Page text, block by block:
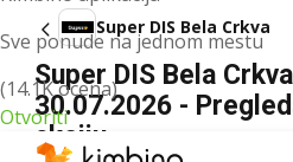
Sve ponude na jednom mestu
(14.1K ocena)
Otvoriti
Super DIS Bela Crkva
Super DIS Bela
30.07.2026 -
akciju